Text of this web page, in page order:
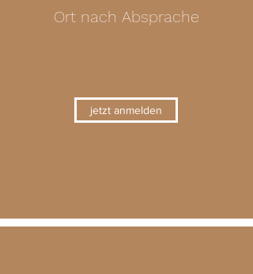
Ort nach Absprache
jetzt anmelden